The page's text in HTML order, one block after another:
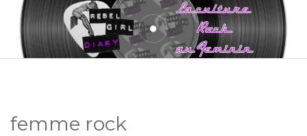
femme rock